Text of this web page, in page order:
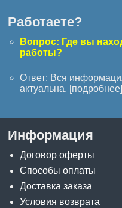
Работаете?
Вопрос: Где вы
работы?
Ответ: Вся
актуальна. [подробнее]
Информация
Договор оферты
Способы оплаты
Доставка заказа
Условия возврата